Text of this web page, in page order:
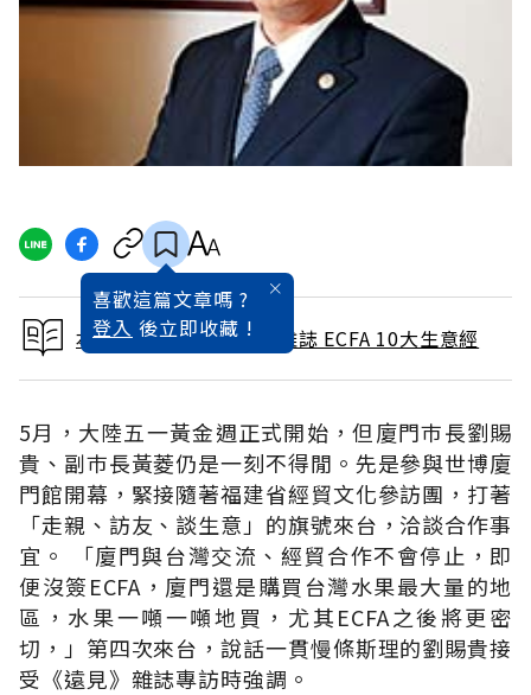
喜歡這篇文章嗎 ?
登入 後立即收藏 !
本文出自 2010 / 6月號雜誌 ECFA 10大生意經
5月，大陸五一黃金週正式開始，但廈門巿長劉賜
貴、副巿長黃菱仍是一刻不得閒。先是參與世博廈
門館開幕，緊接隨著福建省經貿文化參訪團，打著
「走親、訪友、談生意」的旗號來台，洽談合作事
宜。 「廈門與台灣交流、經貿合作不會停止，即
便沒簽ECFA，廈門還是購買台灣水果最大量的地
區，水果一噸一噸地買，尤其ECFA之後將更密
切，」第四次來台，說話一貫慢條斯理的劉賜貴接
受《遠見》雜誌專訪時強調。